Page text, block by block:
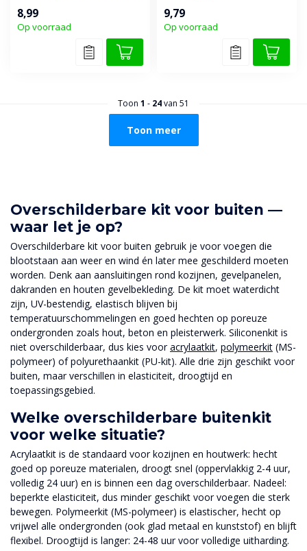
8,99
Op voorraad
elasticiteit en zee...
9,79
Op voorraad
Toon 1 - 24van 51
Toon meer
Overschilderbare kit voor buiten —
waar let je op?
Overschilderbare kit voor buiten gebruik je voor voegen die
blootstaan aan weer en wind én later mee geschilderd moeten
worden. Denk aan aansluitingen rond kozijnen, gevelpanelen,
dakranden en houten gevelbekleding. De kit moet waterdicht
zijn, UV-bestendig, elastisch blijven bij
temperatuurschommelingen en goed hechten op poreuze
ondergronden zoals hout, beton en pleisterwerk. Siliconenkit is
niet overschilderbaar, dus kies vooracrylaatkit, polymeerkit (MS-
polymeer) of polyurethaankit (PU-kit). Alle drie zijn geschikt voor
buiten, maar verschillen in elasticiteit, droogtijd en
toepassingsgebied.
Welke overschilderbare buitenkit
voor welke situatie?
Acrylaatkit is de standaard voor kozijnen en houtwerk: hecht
goed op poreuze materialen, droogt snel (oppervlakkig 2-4 uur,
volledig 24 uur) en is binnen een dag overschilderbaar. Nadeel:
beperkte elasticiteit, dus minder geschikt voor voegen die sterk
bewegen. Polymeerkit (MS-polymeer) is elastischer, hecht op
vrijwel alle ondergronden (ook glad metaal en kunststof) en blijft
flexibel. Droogtijd is langer: 24-48 uur voor volledige uitharding.